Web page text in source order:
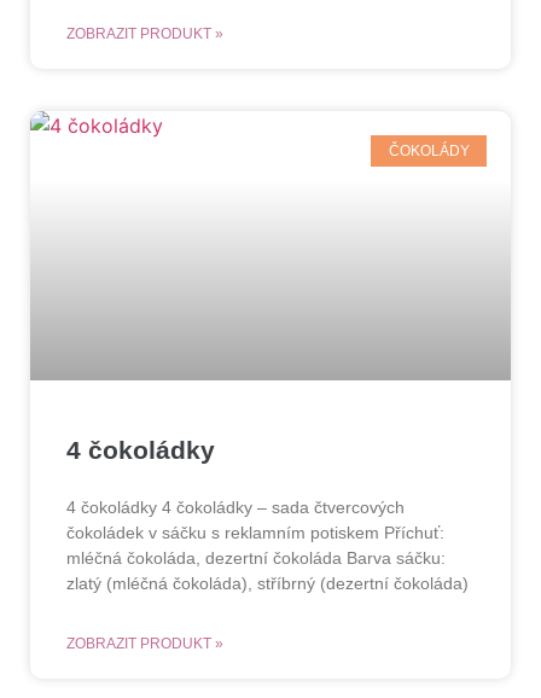
ZOBRAZIT PRODUKT »
ČOKOLÁDY
4 čokoládky
4 čokoládky 4 čokoládky – sada čtvercových
čokoládek v sáčku s reklamním potiskem Příchuť:
mléčná čokoláda, dezertní čokoláda Barva sáčku:
zlatý (mléčná čokoláda), stříbrný (dezertní čokoláda)
ZOBRAZIT PRODUKT »